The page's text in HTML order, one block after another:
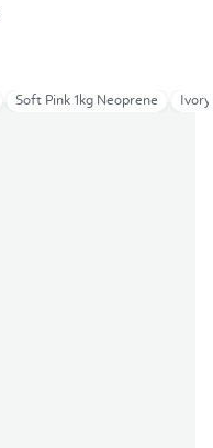
Soft Pink 1kg Neoprene